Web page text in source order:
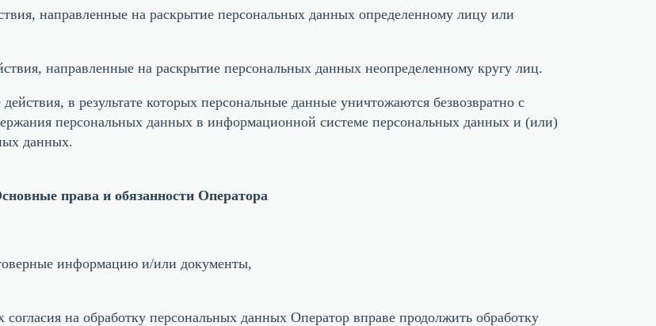
направленные на раскрытие персональных данных определенному лицу или
направленные на раскрытие персональных данных неопределенному кругу лиц.
в результате которых персональные данные уничтожаются безвозвратно с
персональных данных в информационной системе персональных данных и (или)
данных.
права и обязанности Оператора
информацию и/или документы,
на обработку персональных данных Оператор вправе продолжить обработку